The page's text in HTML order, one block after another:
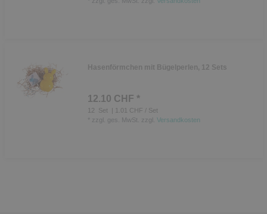
Hasenförmchen mit Bügelperlen, 12 Sets
12.10 CHF *
12 Set
| 1.01 CHF / Set
zzgl. ges. MwSt. zzgl. Versandkosten